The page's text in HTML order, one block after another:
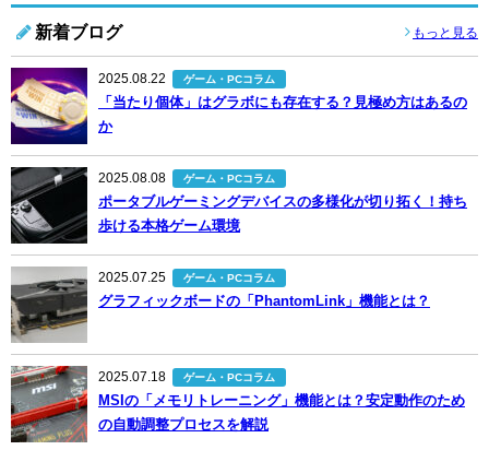
新着ブログ もっと見る
2025.08.22 ゲーム・PCコラム
「当たり個体」はグラボにも存在する？見極め方はあるの
か
2025.08.08 ゲーム・PCコラム
ポータブルゲーミングデバイスの多様化が切り拓く！持ち
歩ける本格ゲーム環境
2025.07.25 ゲーム・PCコラム
グラフィックボードの「PhantomLink」機能とは？
2025.07.18 ゲーム・PCコラム
MSIの「メモリトレーニング」機能とは？安定動作のため
の自動調整プロセスを解説